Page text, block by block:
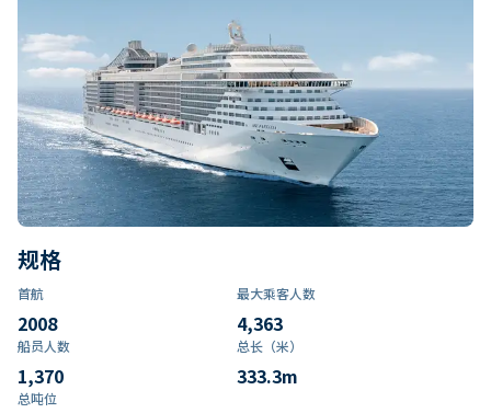
规格
首航
2008
最大乘客人数
4,363
船员人数
1,370
总长（米）
333.3m
总吨位